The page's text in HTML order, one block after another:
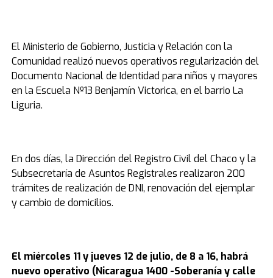
El Ministerio de Gobierno, Justicia y Relación con la
Comunidad realizó nuevos operativos regularización del
Documento Nacional de Identidad para niños y mayores
en la Escuela Nº13 Benjamín Victorica, en el barrio La
Liguria.
En dos días, la Dirección del Registro Civil del Chaco y la
Subsecretaría de Asuntos Registrales realizaron 200
trámites de realización de DNI, renovación del ejemplar
y cambio de domicilios.
El miércoles 11 y jueves 12 de julio, de 8 a 16, habrá
nuevo operativo (Nicaragua 1400 -Soberanía y calle